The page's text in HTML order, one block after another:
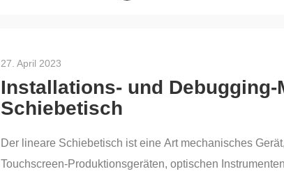
27. April 2023
Installations- und
Schiebetisch
Der lineare Schiebetisch ist eine Art mechanisches
Touchscreen-Produktionsgeräten, optischen